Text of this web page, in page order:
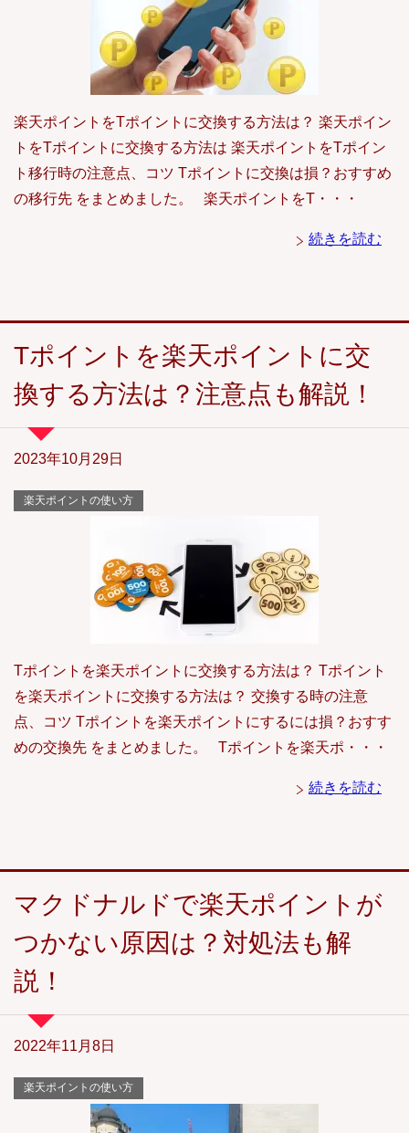
楽天ポイントをTポイントに交換する方法は？ 楽天ポイン
トをTポイントに交換する方法は 楽天ポイントをTポイン
ト移行時の注意点、コツ Tポイントに交換は損？おすすめ
の移行先 をまとめました。 楽天ポイントをT・・・
続きを読む
Tポイントを楽天ポイントに交
換する方法は？注意点も解説！
2023年10月29日
楽天ポイントの使い方
Tポイントを楽天ポイントに交換する方法は？ Tポイント
を楽天ポイントに交換する方法は？ 交換する時の注意
点、コツ Tポイントを楽天ポイントにするには損？おすす
めの交換先 をまとめました。 Tポイントを楽天ポ・・・
続きを読む
マクドナルドで楽天ポイントが
つかない原因は？対処法も解
説！
2022年11月8日
楽天ポイントの使い方